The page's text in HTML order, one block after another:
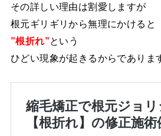
その詳しい理由は割愛しますが
根元ギリギリから無理にかけると
”根折れ”という
ひどい現象が起きるからでありま